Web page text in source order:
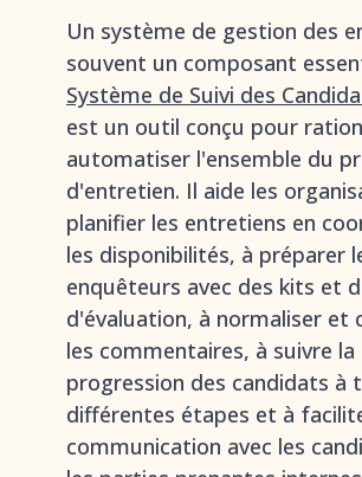
Un système de gestion des
souvent un composant
Système de Suivi des
est un outil conçu pour
automatiser l'ensemble du
d'entretien. Il aide les
planifier les entretiens en
les disponibilités, à préparer
enquêteurs avec des kits et
d'évaluation, à normaliser et
les commentaires, à suivre la
progression des candidats à
différentes étapes et à
communication avec les